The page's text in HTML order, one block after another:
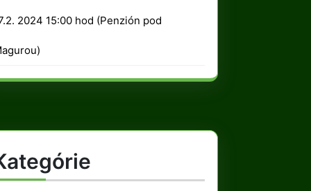
2024
2024 15:00 hod (Penzión pod